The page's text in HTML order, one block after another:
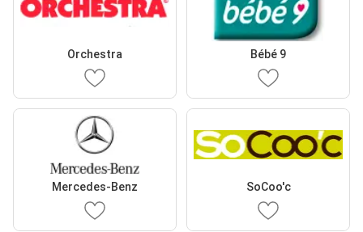
Orchestra Bébé 9
Mercedes-Benz SoCoo'c